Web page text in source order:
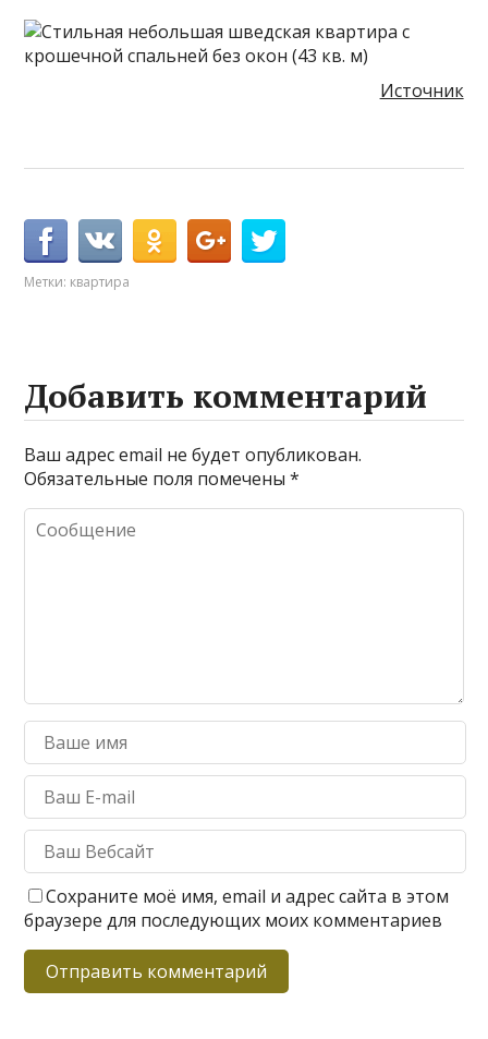
Источник
Метки: квартира
Добавить комментарий
Ваш адрес email не будет опубликован.
Обязательные поля помечены*
Сохраните моё имя, email и адрес сайта в этом
браузере для последующих моих комментариев